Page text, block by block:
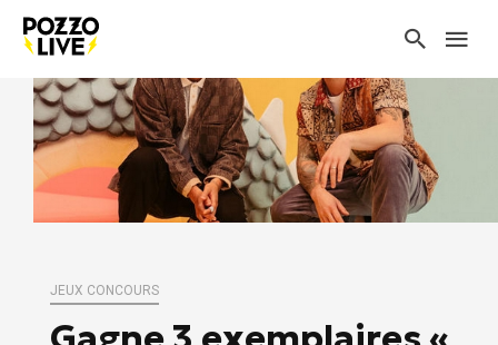
JEUX CONCOURS